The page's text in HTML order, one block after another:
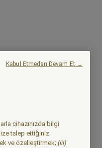
cihazınızda bilgi
talep ettiğiniz
ve özelleştirmek; (iii)
Kabul Etmeden Devam Et →